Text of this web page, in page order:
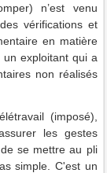
n’est venu
vérifications et
en matière
exploitant qui a
non réalisés
(imposé),
les gestes
se mettre au pli
simple. C'est un